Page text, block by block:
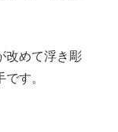
改めて浮き彫
す。